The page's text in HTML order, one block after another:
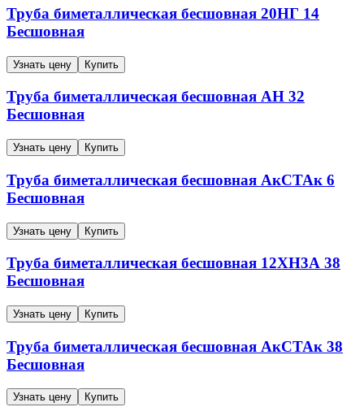
Труба биметаллическая бесшовная 20НГ 14
Бесшовная
Узнать цену Купить
Труба биметаллическая бесшовная АН 32
Бесшовная
Узнать цену Купить
Труба биметаллическая бесшовная АкСТАк 6
Бесшовная
Узнать цену Купить
Труба биметаллическая бесшовная 12ХН3А 38
Бесшовная
Узнать цену Купить
Труба биметаллическая бесшовная АкСТАк 38
Бесшовная
Узнать цену Купить